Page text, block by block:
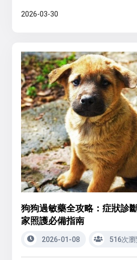
2026-03-30
狗狗過敏藥全攻略：症狀診
家照護必備指南
2026-01-08 516次瀏